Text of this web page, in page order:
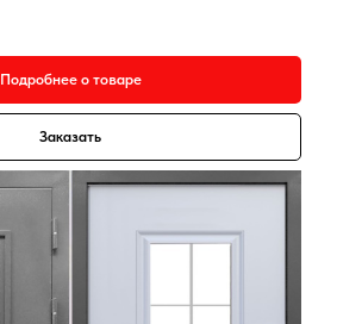
Подробнее о товаре
Заказать